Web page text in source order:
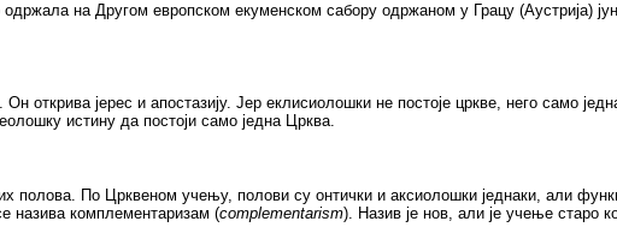
одржала на Другом европском екуменском сабору одржаном у Грацу (Аустрија)
Он открива јерес и апостазију. Јер еклисиолошки не постоје цркве, него само
истину да постоји само једна Црква.
полова. По Црквеном учењу, полови су онтички и аксиолошки једнаки, али
назива комплементаризам (complementarism). Назив је нов, али је учење старо